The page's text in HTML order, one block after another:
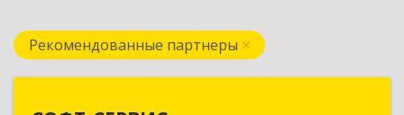
Рекомендованные партнеры